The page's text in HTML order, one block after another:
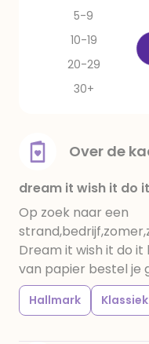
5-9
10-19
20-29
30+
Over de
dream it wish it do it
Op zoek naar een
Dream it wish it do
van papier bestel je
Hallmark Klassiek